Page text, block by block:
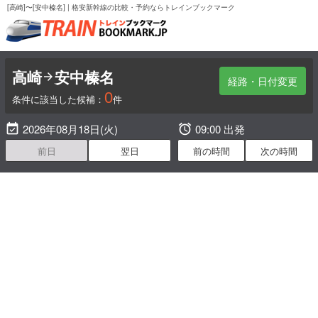
[高崎]〜[安中榛名] | 格安新幹線の比較・予約ならトレインブックマーク
経路・日付変更
高崎安中榛名
条件に該当した候補： 0件
 2026年08月18日(火)
前日 翌日
 09:00 出発
前の時間 次の時間